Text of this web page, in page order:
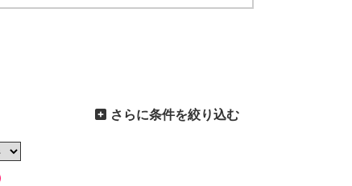
さらに条件を絞り込む